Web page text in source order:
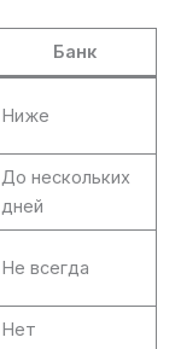
Банк
Ниже
До нескольких
дней
Не всегда
Нет